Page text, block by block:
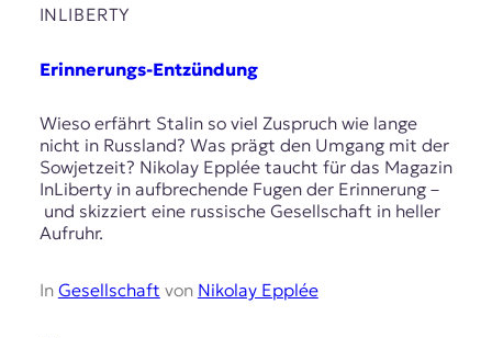
INLIBERTY
Erinnerungs-Entzündung
Wieso erfährt Stalin so viel Zuspruch wie lange
nicht in Russland? Was prägt den Umgang mit der
Sowjetzeit? Nikolay Epplée taucht für das Magazin
InLiberty in aufbrechende Fugen der Erinnerung –
und skizziert eine russische Gesellschaft in heller
Aufruhr.
In Gesellschaft von Nikolay Epplée